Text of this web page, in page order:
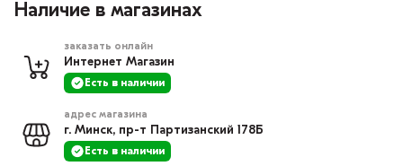
Наличие в магазинах
заказать онлайн
Интернет Магазин
Есть в наличии
адрес магазина
г. Минск, пр-т Партизанский 178Б
Есть в наличии